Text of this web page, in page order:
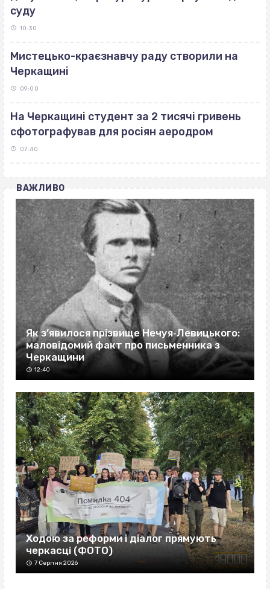
суду
10:30
Мистецько-краєзнавчу раду створили на
Черкащині
09:00
На Черкащині студент за 2 тисячі гривень
сфотографував для росіян аеродром
07:40
ВАЖЛИВО
Як з’явилося прізвище Нечуя‐Левицького:
маловідомий факт про письменника з
Черкащини
12:40
Ходою за реформи і діалог прямують
черкасці (ФОТО)
7 Серпня 2026